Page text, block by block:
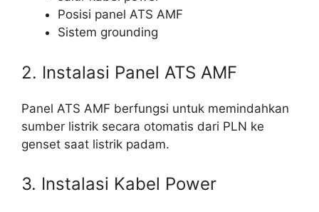
Posisi panel ATS AMF
Sistem grounding
2. Instalasi Panel ATS AMF
Panel ATS AMF berfungsi untuk memindahkan
sumber listrik secara otomatis dari PLN ke
genset saat listrik padam.
3. Instalasi Kabel Power